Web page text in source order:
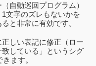
自動巡回プログラム）
文字のズレもないかを
と非常に有効です。
しい表記に修正（ロー
している」というシグ
ます。